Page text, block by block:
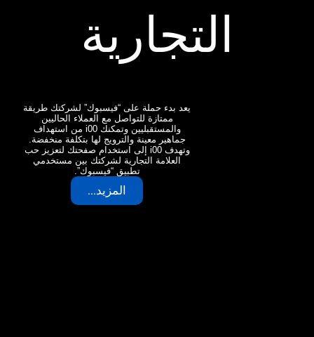
التجارية
يعد بدء حملة على “فيسبوك” لشركتك طريقة
ممتازة للتواصل مع العملاء الحاليين
والمستقبليين وتمكنك i00 من استهداف
جماهير معينة والترويج لها بتكلفة منخفضة.
وتهدف i00 إلى استخدام صفحتك لتعزيز حب
العلامة التجارية لشركتك بين مستخدمي
تطبيق “فيسبوك”.
المزيد...